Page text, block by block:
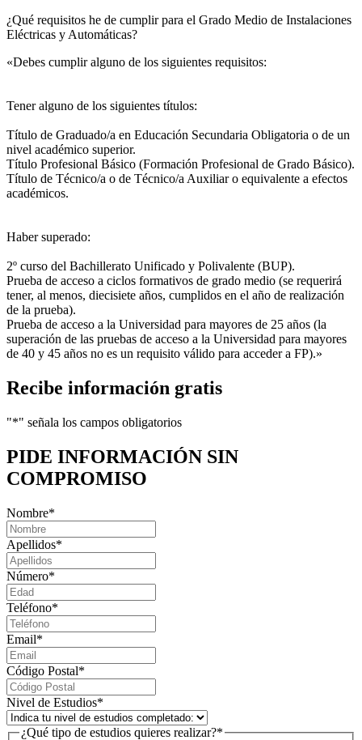
¿Qué requisitos he de cumplir para el Grado Medio de Instalaciones
Eléctricas y Automáticas?
«Debes cumplir alguno de los siguientes requisitos:
Tener alguno de los siguientes títulos:
Título de Graduado/a en Educación Secundaria Obligatoria o de un
nivel académico superior.
Título Profesional Básico (Formación Profesional de Grado Básico).
Título de Técnico/a o de Técnico/a Auxiliar o equivalente a efectos
académicos.
Haber superado:
2º curso del Bachillerato Unificado y Polivalente (BUP).
Prueba de acceso a ciclos formativos de grado medio (se requerirá
tener, al menos, diecisiete años, cumplidos en el año de realización
de la prueba).
Prueba de acceso a la Universidad para mayores de 25 años (la
superación de las pruebas de acceso a la Universidad para mayores
de 40 y 45 años no es un requisito válido para acceder a FP).»
Recibe información gratis
"*" señala los campos obligatorios
PIDE INFORMACIÓN SIN
COMPROMISO
Nombre*
Apellidos*
Número*
Teléfono*
Email*
Código Postal*
Nivel de Estudios*
¿Qué tipo de estudios quieres realizar?*